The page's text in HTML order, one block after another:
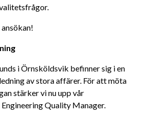
i Örnsköldsvik befinner sig i en
av stora affärer. För att möta
stärker vi nu upp vår
Quality Manager.